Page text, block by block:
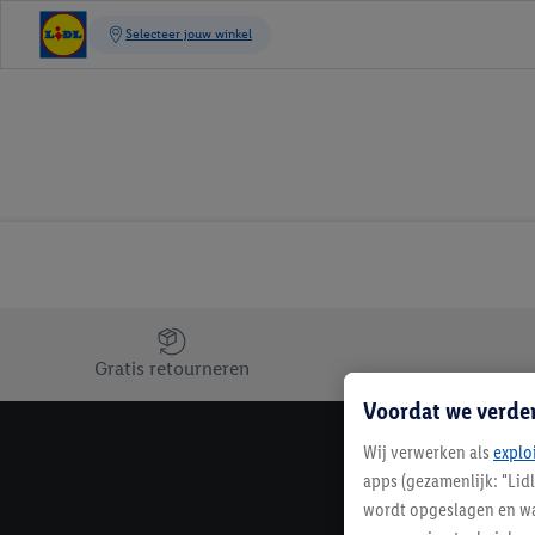
Jouw voordelen bij ons als Lidl webshop klant
Gratis retourneren
Voordat we
Wij verwerken als
apps (gezamenlijk:
wordt opgeslagen en